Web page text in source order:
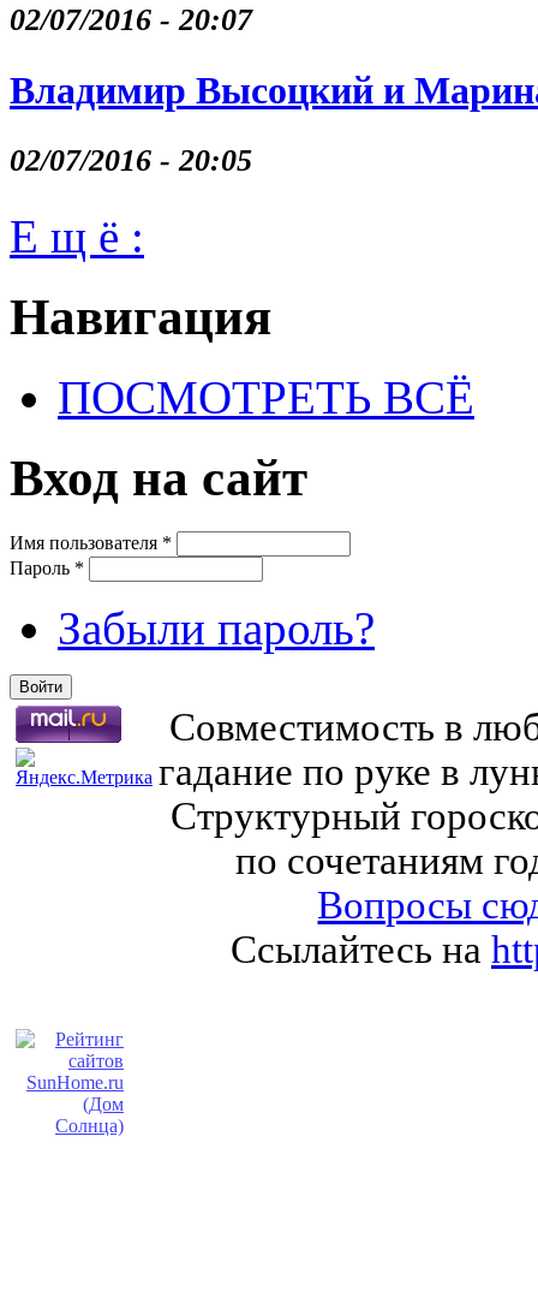
02/07/2016 - 20:07
Владимир Высоцкий и
02/07/2016 - 20:05
Е щ ё :
Навигация
ПОСМОТРЕТЬ ВСЁ
Вход на сайт
Имя пользователя *
Пароль *
Забыли пароль?
Совместимость в
гадание по руке в
Структурный
по сочетаниям
Вопросы
Ссылайтесь на